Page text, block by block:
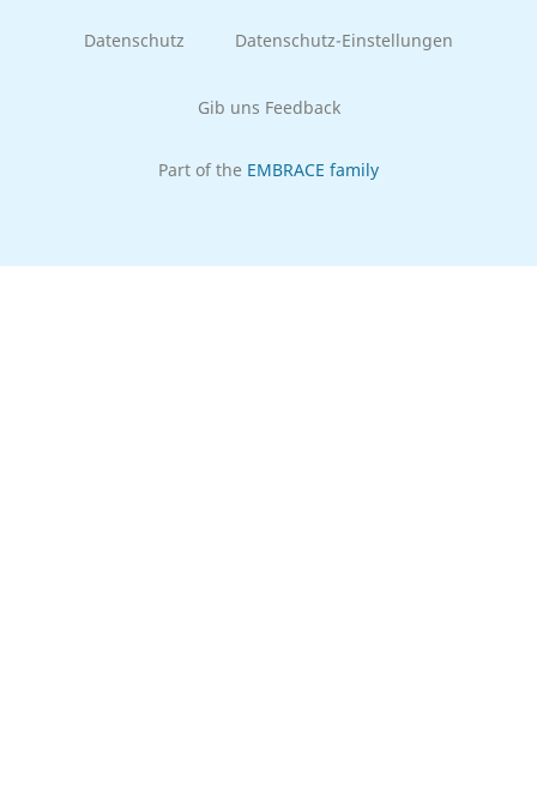
Datenschutz Datenschutz-Einstellungen
Gib uns Feedback
Part of the EMBRACE family